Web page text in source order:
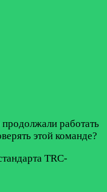
работать
этой команде?
TRC-